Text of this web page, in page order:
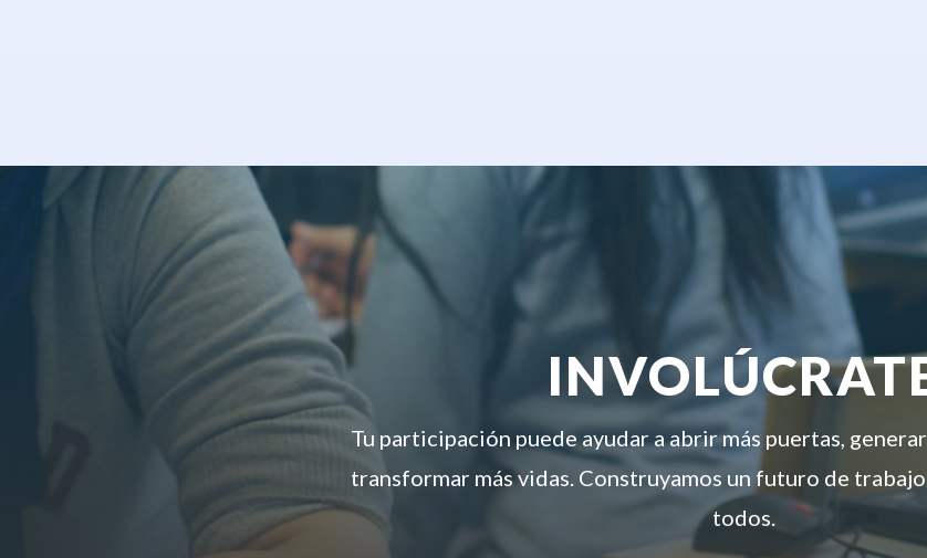
Tu participación puede ayudar a abrir más puertas,
transformar más vidas. Construyamos un futuro de
todos.